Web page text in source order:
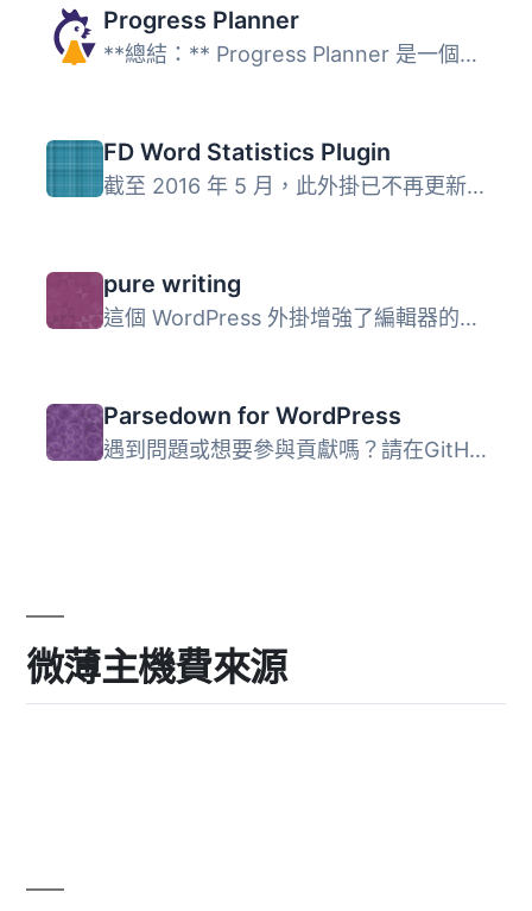
Progress Planner
**總結：** Progress Planner 是一個革新性的 WordPress 外掛...
FD Word Statistics Plugin
截至 2016 年 5 月，此外掛已不再更新，未來也不會再更新。 ...
pure writing
這個 WordPress 外掛增強了編輯器的功能，讓你可以享受純粹的...
Parsedown for WordPress
遇到問題或想要參與貢獻嗎？請在GitHub問題追蹤器中儘情發揮...
微薄主機費來源